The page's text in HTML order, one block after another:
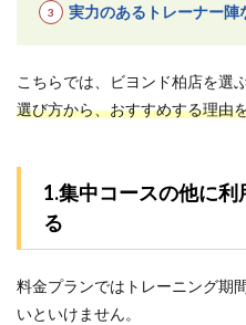
実力のあるトレーナー陣
こちらでは、ビヨンド柏店を選
選び方から、おすすめする理由
1.集中コースの他に利
る
料金プランではトレーニング期
いといけません。